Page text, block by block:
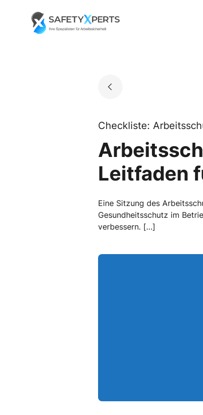
Go to landing page.
Checkliste:
Leitfaden
Eine Sitzung des
Gesundheitsschutz im
verbessern. […]